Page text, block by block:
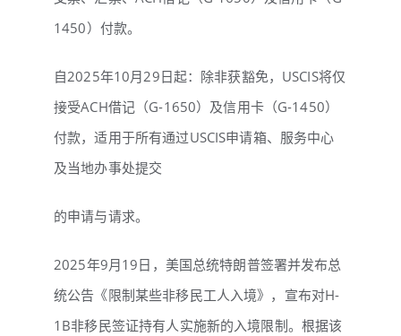
1450）付款。
自2025年10月29日起：除非获豁免，USCIS将仅
接受ACH借记（G-1650）及信用卡（G-1450）
付款，适用于所有通过USCIS申请箱、服务中心
及当地办事处提交
的申请与请求。
2025年9月19日，美国总统特朗普签署并发布总
统公告《限制某些非移民工人入境》，宣布对H-
1B非移民签证持有人实施新的入境限制。根据该